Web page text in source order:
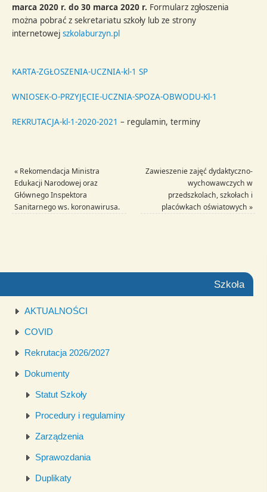
marca 2020 r. do 30 marca 2020 r. Formularz zgłoszenia
można pobrać z sekretariatu szkoły lub ze strony
internetowejszkolaburzyn.pl
KARTA-ZGŁOSZENIA-UCZNIA-kl-1 SP
WNIOSEK-O-PRZYJĘCIE-UCZNIA-SPOZA-OBWODU-Kl-1
REKRUTACJA-kl-1-2020-2021 – regulamin, terminy
« Rekomendacja Ministra
Edukacji Narodowej oraz
Głównego Inspektora
Sanitarnego ws. koronawirusa.
Zawieszenie zajęć dydaktyczno-
wychowawczych w
przedszkolach, szkołach i
placówkach oświatowych »
Szkoła
AKTUALNOŚCI
COVID
Rekrutacja 2026/2027
Dokumenty
Statut Szkoły
Procedury i regulaminy
Zarządzenia
Sprawozdania
Duplikaty